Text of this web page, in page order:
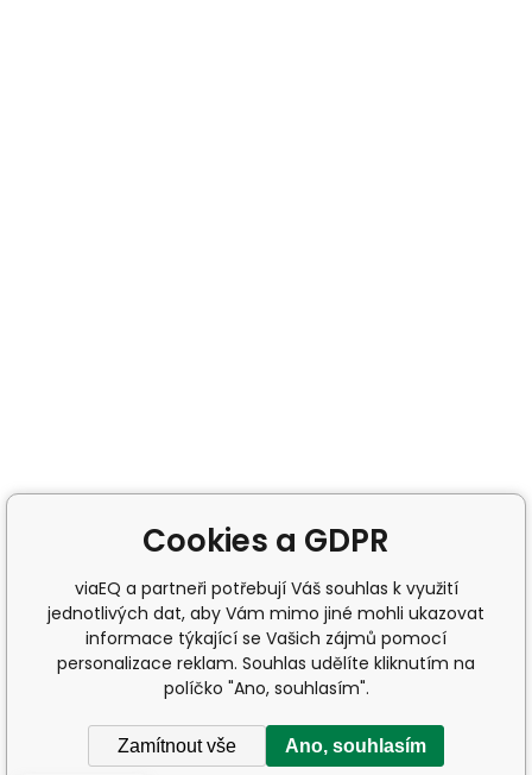
Cookies a GDPR
viaEQ a partneři potřebují Váš souhlas k využití
jednotlivých dat, aby Vám mimo jiné mohli ukazovat
informace týkající se Vašich zájmů pomocí
personalizace reklam. Souhlas udělíte kliknutím na
políčko "Ano, souhlasím".
Zamítnout vše Ano, souhlasím